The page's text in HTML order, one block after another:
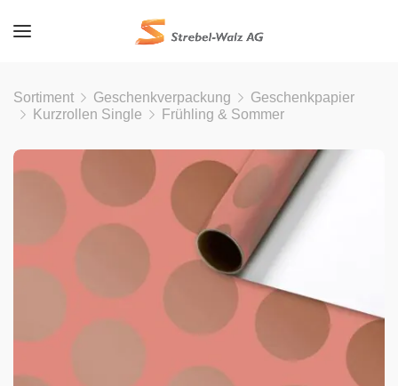
Sortiment Geschenkverpackung
Geschenkpapier
Kurzrollen Single
Frühling & Sommer